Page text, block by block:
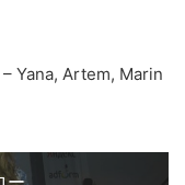
Yana, Artem, Marin